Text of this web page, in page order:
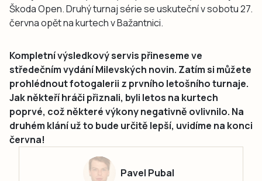
Škoda Open. Druhý turnaj série se uskuteční v sobotu 27.
června opět na kurtech v Bažantnici.
Kompletní výsledkový servis přineseme ve
středečním vydání Milevských novin. Zatím si můžete
prohlédnout fotogalerii z prvního letošního turnaje.
Jak někteří hráči přiznali, byli letos na kurtech
poprvé, což některé výkony negativně ovlivnilo. Na
druhém klání už to bude určitě lepší, uvidíme na konci
června!
Pavel Pubal